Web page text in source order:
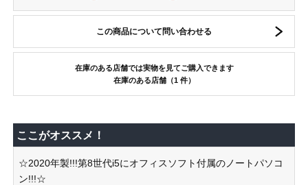
この商品について問い合わせる
在庫のある店舗では実物を見てご購入できます
在庫のある店舗（1 件）
ここがオススメ！
☆2020年製!!!第8世代i5にオフィスソフト付属のノートパソコ
ン!!!☆